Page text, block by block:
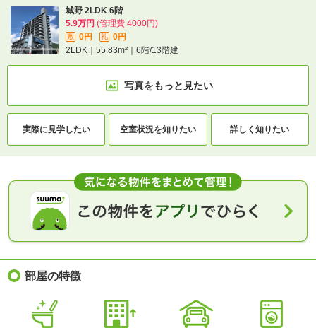
城野 2LDK 6階
5.9万円 (管理費 4000円)
敷 0円 礼
0円
2LDK｜55.83m²｜6階/13階建
写真をもっと見たい
実際に見学したい 空室状況を知りたい 詳しく知りたい
部屋の特徴